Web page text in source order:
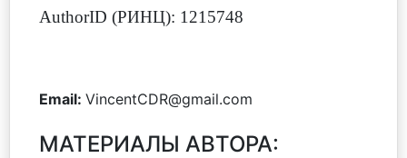
AuthorID (РИНЦ): 1215748
Email: VincentCDR@gmail.com
МАТЕРИАЛЫ АВТОРА: